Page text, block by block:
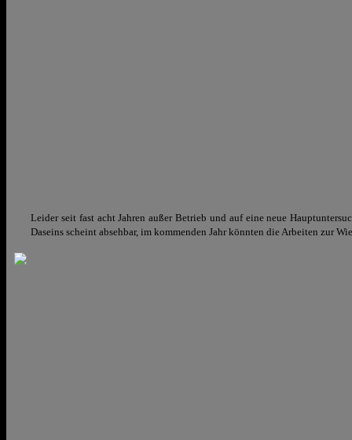
Leider seit fast acht Jahren außer Betrieb und auf eine neue
Daseins scheint absehbar, im kommenden Jahr könnten die Arbeiten zur